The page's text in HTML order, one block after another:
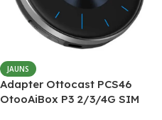
JAUNS
Adapter Ottocast PCS46
OtooAiBox P3 2/3/4G SIM